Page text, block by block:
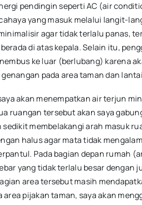
pendingin seperti AC (air
yang masuk melalui langit-
agar tidak terlalu panas,
di atas kepala. Selain itu,
ke luar (berlubang) karena
pada area taman dan
akan menempatkan air terjun
ruangan tersebut akan saya
membelakangi arah masuk
halus agar mata tidak
Pada bagian depan rumah
yang tidak terlalu besar dengan
area tersebut masih
area pijakan taman, saya akan